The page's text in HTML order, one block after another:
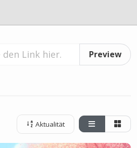
Preview
Aktualität